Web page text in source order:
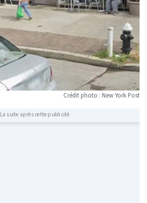
Crédit photo : New York Post
La suite après cette publicité